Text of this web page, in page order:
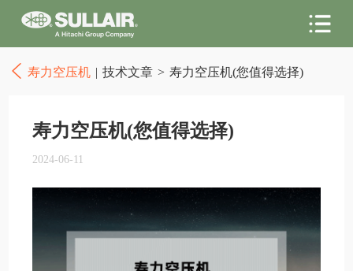
寿力空压机 | 技术文章 > 寿力空压机(您值得选择)
寿力空压机(您值得选择)
2024-06-11